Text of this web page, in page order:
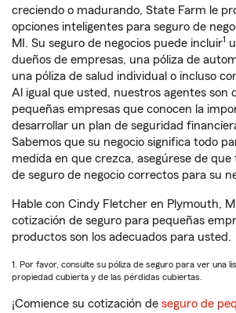
creciendo o madurando, State Farm le
opciones inteligentes para seguro de
MI. Su seguro de negocios puede incluir1
dueños de empresas, una póliza de
una póliza de salud individual o incluso
Al igual que usted, nuestros agentes son
pequeñas empresas que conocen la
desarrollar un plan de seguridad
Sabemos que su negocio significa todo
medida en que crezca, asegúrese de
de seguro de negocio correctos para su
Hable con Cindy Fletcher en Plymouth,
cotización de seguro para pequeñas
productos son los adecuados para usted.
1. Por favor, consulte su póliza de seguro para ver una
propiedad cubierta y de las pérdidas cubiertas.
¡Comience su cotización de seguro de